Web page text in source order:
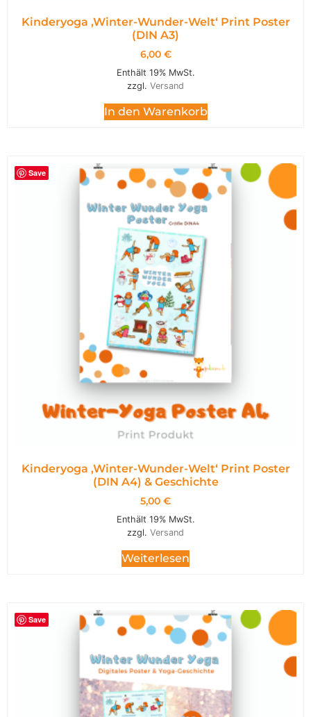
Kinderyoga ‚Winter-Wunder-Welt‘ Print Poster
(DIN A3)
6,00 €
Enthält 19% MwSt.
zzgl. Versand
In den Warenkorb
Save
Kinderyoga ‚Winter-Wunder-Welt‘ Print Poster
(DIN A4) & Geschichte
5,00 €
Enthält 19% MwSt.
zzgl. Versand
Weiterlesen
Save